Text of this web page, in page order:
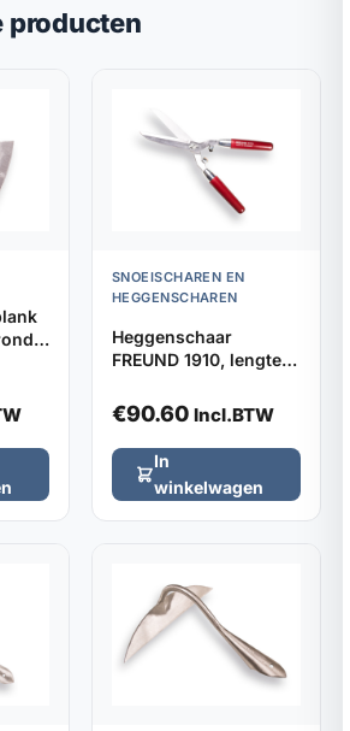
producten
SNOEISCHAREN EN
HEGGENSCHAREN
Heggenschaar
FREUND 1910, lengte
€90.60 Incl.BTW
In
winkelwagen